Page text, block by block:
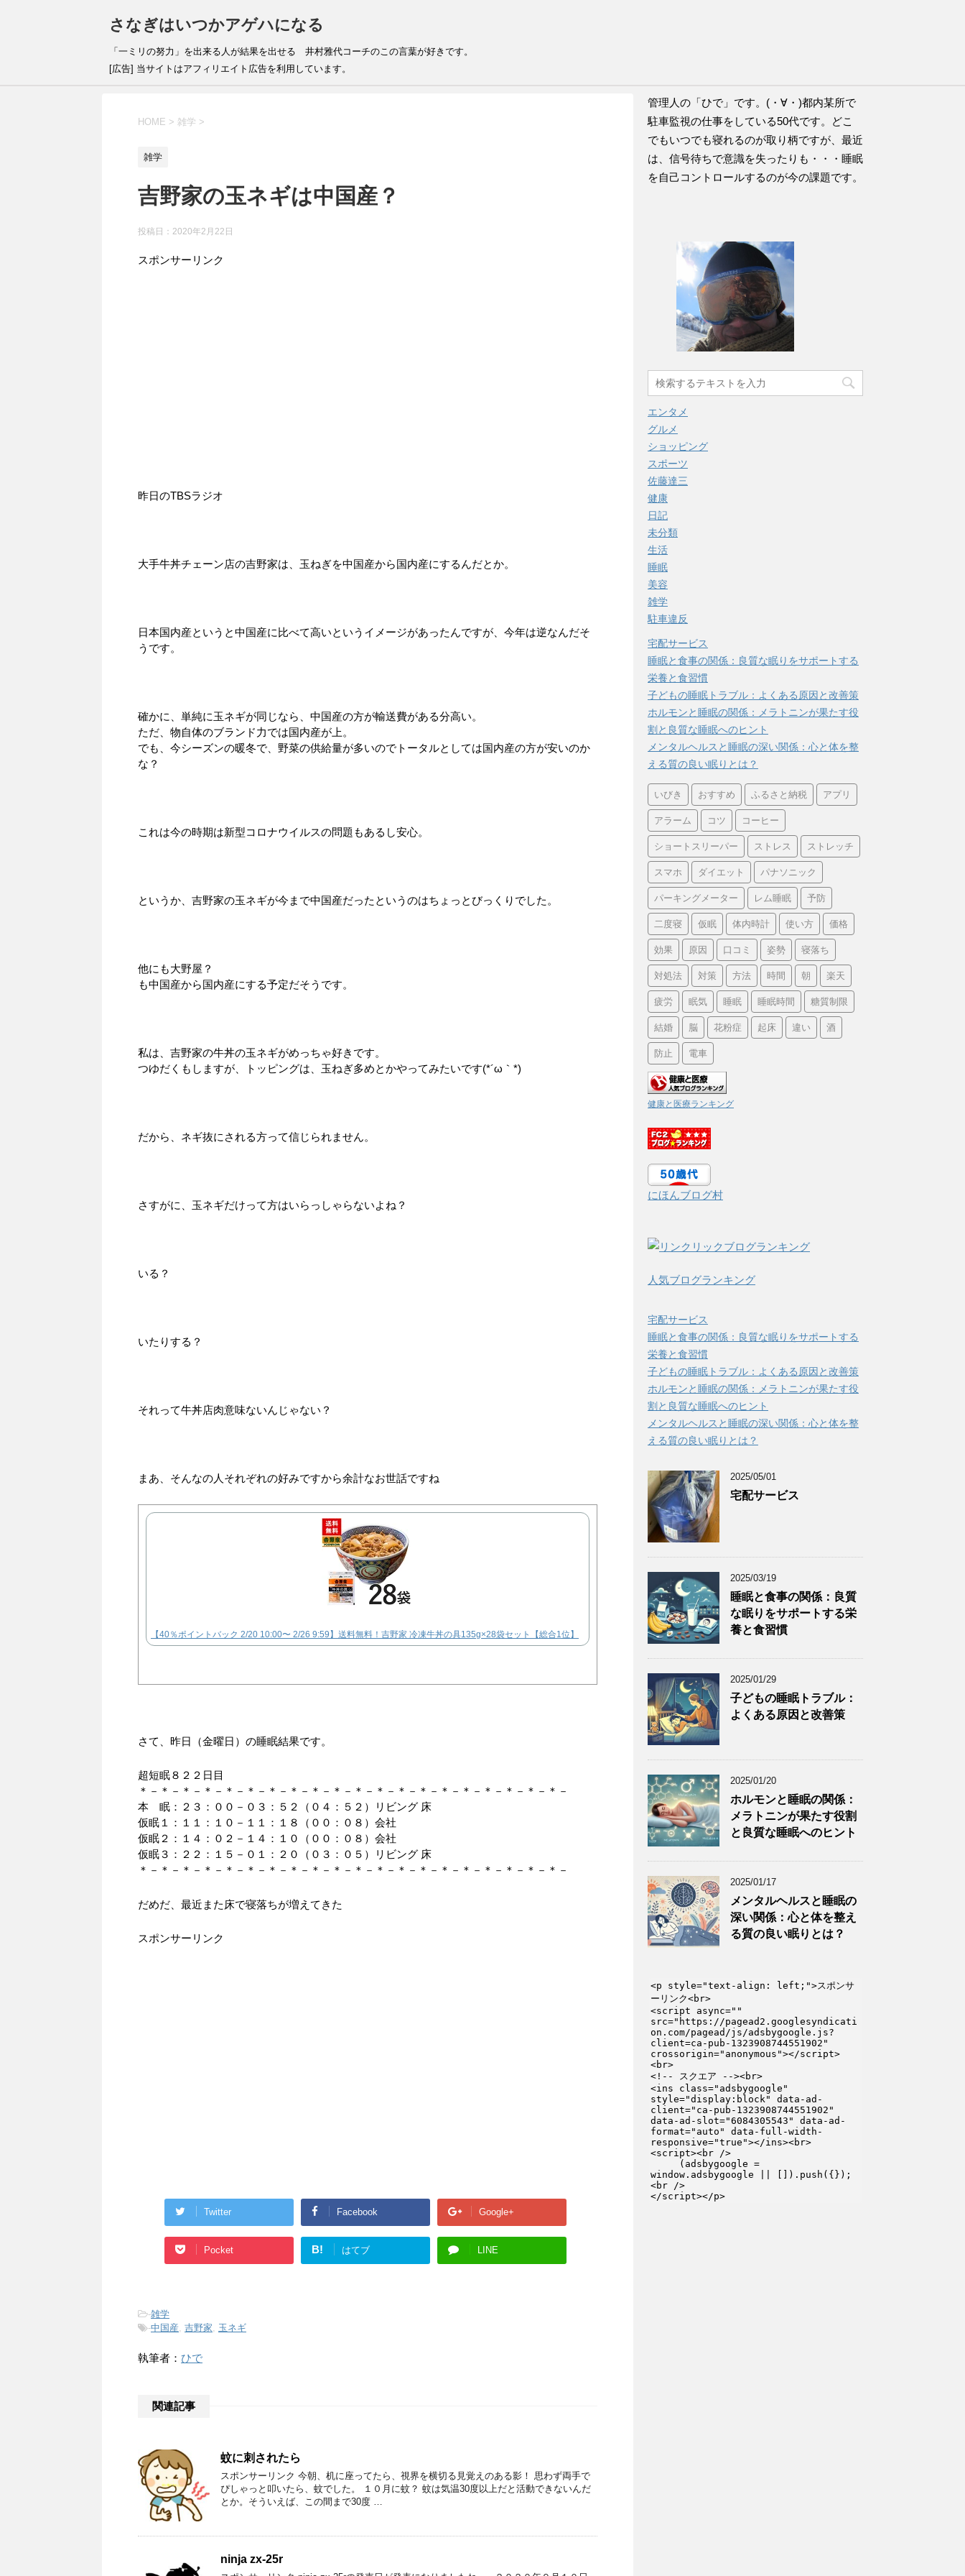
さなぎはいつかアゲハになる
「一ミリの努力」を出来る人が結果を出せる 井村雅代コーチのこの言葉が好きです。
[広告] 当サイトはアフィリエイト広告を利用しています。
HOME > 雑学 >
雑学
吉野家の玉ネギは中国産？
投稿日： 2020年2月22日
スポンサーリンク
昨日のTBSラジオ
大手牛丼チェーン店の吉野家は、玉ねぎを中国産から国内産にするんだとか。
日本国内産というと中国産に比べて高いというイメージがあったんですが、今年は逆なんだそ
うです。
確かに、単純に玉ネギが同じなら、中国産の方が輸送費がある分高い。
ただ、物自体のブランド力では国内産が上。
でも、今シーズンの暖冬で、野菜の供給量が多いのでトータルとしては国内産の方が安いのか
な？
これは今の時期は新型コロナウイルスの問題もあるし安心。
というか、吉野家の玉ネギが今まで中国産だったというのはちょっとびっくりでした。
他にも大野屋？
も中国産から国内産にする予定だそうです。
私は、吉野家の牛丼の玉ネギがめっちゃ好きです。
つゆだくもしますが、トッピングは、玉ねぎ多めとかやってみたいです(*´ω｀*)
だから、ネギ抜にされる方って信じられません。
さすがに、玉ネギだけって方はいらっしゃらないよね？
いる？
いたりする？
それって牛丼店肉意味ないんじゃない？
まあ、そんなの人それぞれの好みですから余計なお世話ですね
【40％ポイントバック 2/20 10:00〜 2/26 9:59】送料無料！吉野家 冷凍牛丼の具135g×28袋セット【総合1位】
さて、昨日（金曜日）の睡眠結果です。
超短眠８２２日目
＊－＊－＊－＊－＊－＊－＊－＊－＊－＊－＊－＊－＊－＊－＊－＊－＊－＊－＊－＊－
本 眠：２３：００－０３：５２（０４：５２）リビング 床
仮眠１：１１：１０－１１：１８（００：０８）会社
仮眠２：１４：０２－１４：１０（００：０８）会社
仮眠３：２２：１５－０１：２０（０３：０５）リビング 床
＊－＊－＊－＊－＊－＊－＊－＊－＊－＊－＊－＊－＊－＊－＊－＊－＊－＊－＊－＊－
だめだ、最近また床で寝落ちが増えてきた
スポンサーリンク
Twitter Facebook Google+
Pocket B! はてブ LINE
-雑学
-中国産 吉野家 玉ネギ
執筆者： ひで
関連記事
蚊に刺されたら
スポンサーリンク 今朝、机に座ってたら、視界を横切る見覚えのある影！ 思わず両手で
ぴしゃっと叩いたら、蚊でした。 １０月に蚊？ 蚊は気温30度以上だと活動できないんだ
とか。そういえば、この間まで30度 …
ninja zx-25r
管理人の「ひで」です。(・∀・)都内某所で
駐車監視の仕事をしている50代です。どこ
でもいつでも寝れるのが取り柄ですが、最近
は、信号待ちで意識を失ったりも・・・睡眠
を自己コントロールするのが今の課題です。
エンタメ
グルメ
ショッピング
スポーツ
佐藤達三
健康
日記
未分類
生活
睡眠
美容
雑学
駐車違反
宅配サービス
睡眠と食事の関係：良質な眠りをサポートする
栄養と食習慣
子どもの睡眠トラブル：よくある原因と改善策
ホルモンと睡眠の関係：メラトニンが果たす役
割と良質な睡眠へのヒント
メンタルヘルスと睡眠の深い関係：心と体を整
える質の良い眠りとは？
いびき おすすめ ふるさと納税 アプリ
アラーム コツ コーヒー
ショートスリーパー ストレス ストレッチ
スマホ ダイエット パナソニック
パーキングメーター レム睡眠 予防
二度寝 仮眠 体内時計 使い方 価格
効果 原因 口コミ 姿勢 寝落ち
対処法 対策 方法 時間 朝 楽天
疲労 眠気 睡眠 睡眠時間 糖質制限
結婚 脳 花粉症 起床 違い 酒
防止 電車
健康と医療ランキング
にほんブログ村
人気ブログランキング
宅配サービス
睡眠と食事の関係：良質な眠りをサポートする
栄養と食習慣
子どもの睡眠トラブル：よくある原因と改善策
ホルモンと睡眠の関係：メラトニンが果たす役
割と良質な睡眠へのヒント
メンタルヘルスと睡眠の深い関係：心と体を整
える質の良い眠りとは？
2025/05/01
宅配サービス
2025/03/19
睡眠と食事の関係：良質
な眠りをサポートする栄
養と食習慣
2025/01/29
子どもの睡眠トラブル：
よくある原因と改善策
2025/01/20
ホルモンと睡眠の関係：
メラトニンが果たす役割
と良質な睡眠へのヒント
2025/01/17
メンタルヘルスと睡眠の
深い関係：心と体を整え
る質の良い眠りとは？
<p style="text-align: left;">スポンサ
ーリンク<br>
<script async=""
src="https://pagead2.googlesyndicati
on.com/pagead/js/adsbygoogle.js?
client=ca-pub-1323908744551902"
crossorigin="anonymous"></script>
<br>
<!-- スクエア --><br>
<ins class="adsbygoogle"
style="display:block" data-ad-
client="ca-pub-1323908744551902"
data-ad-slot="6084305543" data-ad-
format="auto" data-full-width-
responsive="true"></ins><br>
<script><br />
window.adsbygoogle || []).push({});
<br />
</script></p>